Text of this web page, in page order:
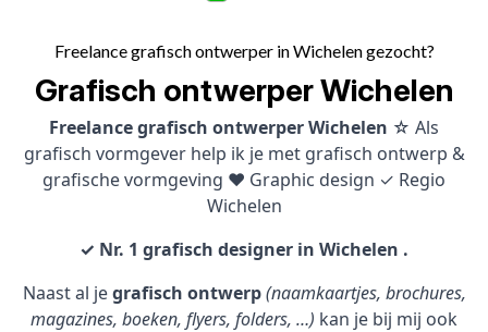
Freelance grafisch ontwerper in Wichelen gezocht?
Grafisch ontwerper Wichelen
Freelance grafisch ontwerper Wichelen ☆ Als
grafisch vormgever help ik je met grafisch ontwerp &
grafische vormgeving ♥ Graphic design ✓ Regio
Wichelen
✓ Nr. 1 grafisch designer in Wichelen .
Naast al jegrafisch ontwerp (naamkaartjes, brochures,
magazines, boeken, flyers, folders, …) kan je bij mij ook